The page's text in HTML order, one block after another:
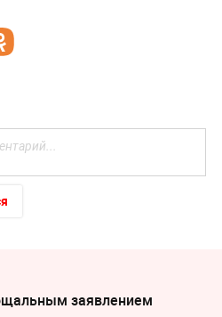
заявлением